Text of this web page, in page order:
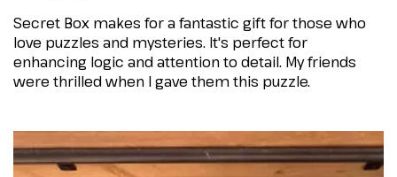
Secret Box makes for a fantastic gift for those who
love puzzles and mysteries. It's perfect for
enhancing logic and attention to detail. My friends
were thrilled when I gave them this puzzle.